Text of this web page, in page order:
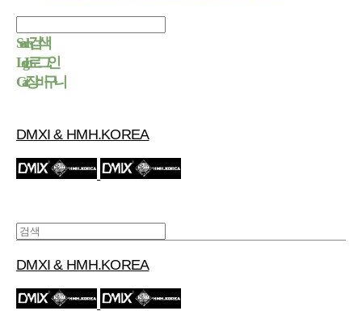
Search검색
Log In로그인
Cart장바구니
DMXI & HMH.KOREA
DMXI & HMH.KOREA